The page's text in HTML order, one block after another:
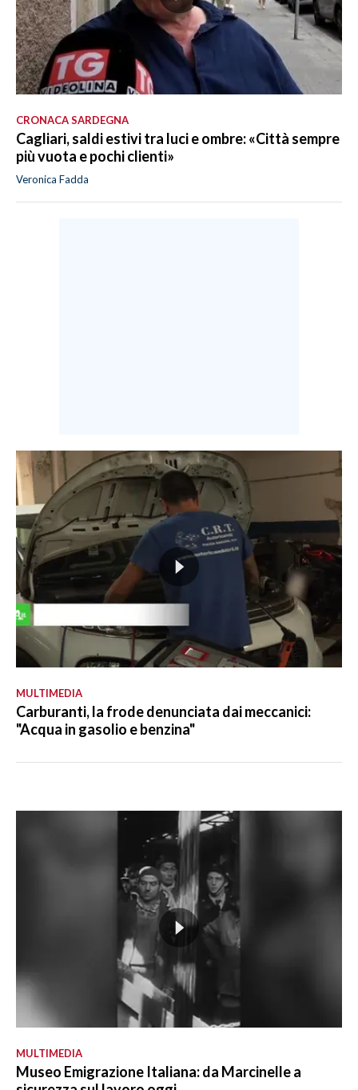
CRONACA SARDEGNA
Cagliari, saldi estivi tra luci e ombre: «Città sempre
più vuota e pochi clienti»
Veronica Fadda
MULTIMEDIA
Carburanti, la frode denunciata dai meccanici:
"Acqua in gasolio e benzina"
MULTIMEDIA
Museo Emigrazione Italiana: da Marcinelle a